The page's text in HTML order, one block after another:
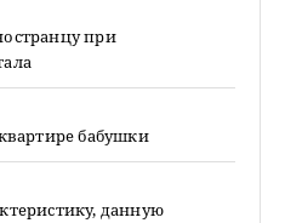
при
бабушки
данную